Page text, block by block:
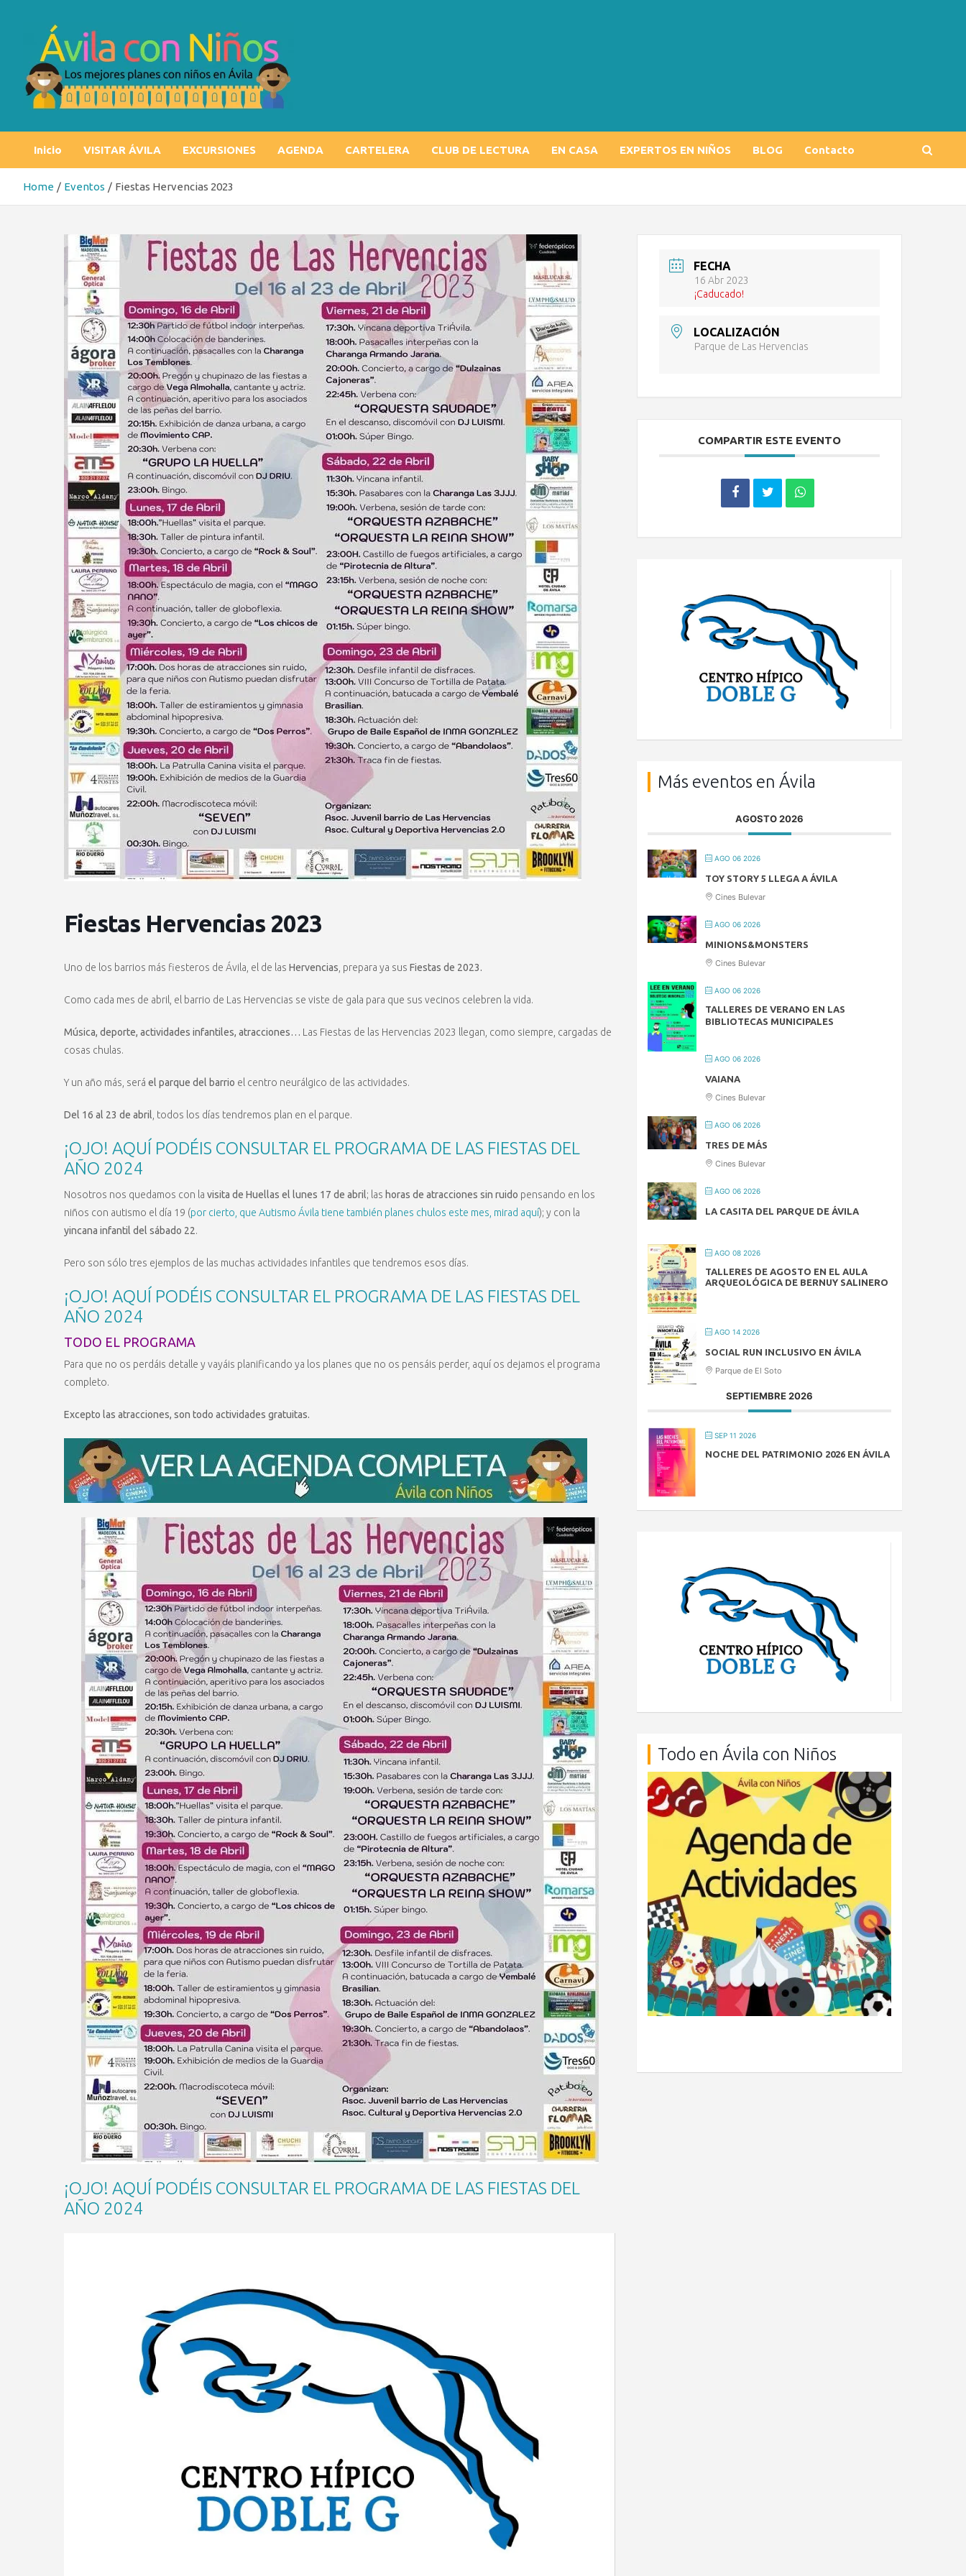
Inicio VISITAR ÁVILA EXCURSIONES AGENDA CARTELERA CLUB DE LECTURA EN CASA EXPERTOS EN NIÑOS BLOG Contacto
Home Eventos Fiestas Hervencias 2023
Fiestas Hervencias 2023
Uno de los barrios más fiesteros de Ávila, el de las Hervencias , prepara ya sus Fiestas de 2023.
Como cada mes de abril, el barrio de Las Hervencias se viste de gala para que sus vecinos celebren la vida.
Música, deporte, actividades infantiles, atracciones… Las Fiestas de las Hervencias 2023 llegan, como siempre, cargadas de
cosas chulas.
Y un año más, será el parque del barrio el centro neurálgico de las actividades.
Del 16 al 23 de abril , todos los días tendremos plan en el parque.
¡OJO! AQUÍ PODÉIS CONSULTAR EL PROGRAMA DE LAS FIESTAS DEL
AÑO 2024
Nosotros nos quedamos con la visita de Huellas el lunes 17 de abril; las horas de atracciones sin ruido pensando en los
niños con autismo el día 19 (por cierto, que Autismo Ávila tiene también planes chulos este mes, mirad aquí); y con la
yincana infantil del sábado 22.
Pero son sólo tres ejemplos de las muchas actividades infantiles que tendremos esos días.
¡OJO! AQUÍ PODÉIS CONSULTAR EL PROGRAMA DE LAS FIESTAS DEL
AÑO 2024
TODO EL PROGRAMA
Para que no os perdáis detalle y vayáis planificando ya los planes que no os pensáis perder, aquí os dejamos el programa
completo.
Excepto las atracciones, son todo actividades gratuitas.
¡OJO! AQUÍ PODÉIS CONSULTAR EL PROGRAMA DE LAS FIESTAS DEL
AÑO 2024
FECHA
16 Abr 2023
¡Caducado!
LOCALIZACIÓN
Parque de Las Hervencias
COMPARTIR ESTE EVENTO
Más eventos en Ávila
AGOSTO 2026
AGO 06 2026
TOY STORY 5 LLEGA A ÁVILA
Cines Bulevar
AGO 06 2026
MINIONS&MONSTERS
Cines Bulevar
AGO 06 2026
TALLERES DE VERANO EN LAS
BIBLIOTECAS MUNICIPALES
AGO 06 2026
VAIANA
Cines Bulevar
AGO 06 2026
TRES DE MÁS
Cines Bulevar
AGO 06 2026
LA CASITA DEL PARQUE DE ÁVILA
AGO 08 2026
TALLERES DE AGOSTO EN EL AULA
ARQUEOLÓGICA DE BERNUY SALINERO
AGO 14 2026
SOCIAL RUN INCLUSIVO EN ÁVILA
Parque de El Soto
SEPTIEMBRE 2026
SEP 11 2026
NOCHE DEL PATRIMONIO 2026 EN ÁVILA
Todo en Ávila con Niños